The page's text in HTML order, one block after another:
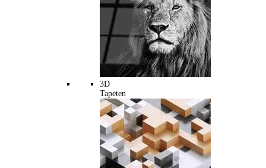
3D
Tapeten